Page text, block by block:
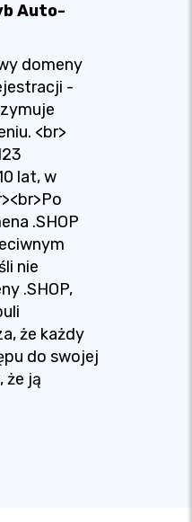
Auto-
domeny
-
<br>
lat, w
.SHOP
nie
.SHOP,
że każdy
do swojej
że ją